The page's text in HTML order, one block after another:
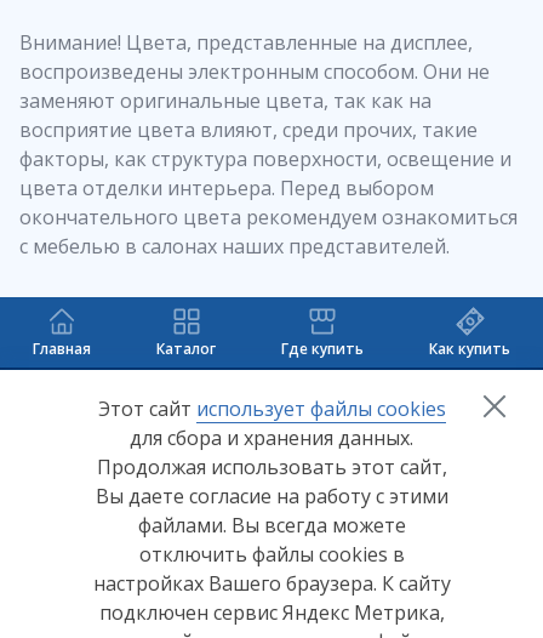
Внимание! Цвета, представленные на дисплее,
воспроизведены электронным способом. Они не
заменяют оригинальные цвета, так как на
восприятие цвета влияют, среди прочих, такие
факторы, как структура поверхности, освещение и
цвета отделки интерьера. Перед выбором
окончательного цвета рекомендуем ознакомиться
с мебелью в салонах наших представителей.
Главная Каталог Где купить Как купить
+7 (8412) 65-33-00
info@lerom.ru
Согласие на обработку персональных данных
Политика конфиденциальности
Согласие на обработку персональных данных Яндекс
Этот сайт использует файлы cookies
для сбора и хранения данных.
Продолжая использовать этот сайт,
Вы даете согласие на работу с этими
файлами. Вы всегда можете
отключить файлы cookies в
настройках Вашего браузера. К сайту
подключен сервис Яндекс Метрика,